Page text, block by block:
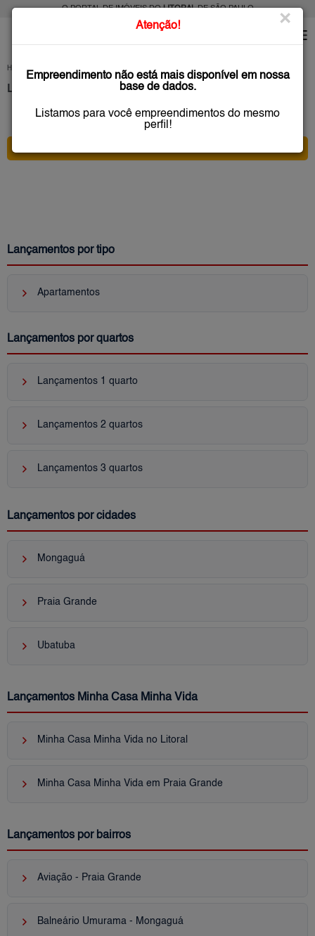
O PORTAL DE IMÓVEIS DOLITORALDE SÃO PAULO
HOME
Lançamentos na Planta, Litoral São Paulo
0 anúncio(s) encontrado(s)
Lançamentos por tipo
keyboard_arrow_right Apartamentos
Lançamentos por quartos
keyboard_arrow_right Lançamentos 1 quarto
keyboard_arrow_right Lançamentos 2 quartos
keyboard_arrow_right Lançamentos 3 quartos
Lançamentos por cidades
keyboard_arrow_right Mongaguá
keyboard_arrow_right Praia Grande
keyboard_arrow_right Ubatuba
Lançamentos Minha Casa Minha Vida
keyboard_arrow_right Minha Casa Minha Vida no Litoral
keyboard_arrow_right Minha Casa Minha Vida em Praia Grande
Lançamentos por bairros
keyboard_arrow_right Aviação - Praia Grande
keyboard_arrow_right Balneário Umurama - Mongaguá
Atenção! ×
Empreendimento não está mais disponível em nossa
base de dados.
Listamos para você empreendimentos do mesmo
perfil!